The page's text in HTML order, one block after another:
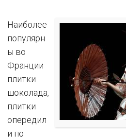
Наиболее
популярн
ы во
Франции
плитки
шоколада,
плитки
опередил
и по